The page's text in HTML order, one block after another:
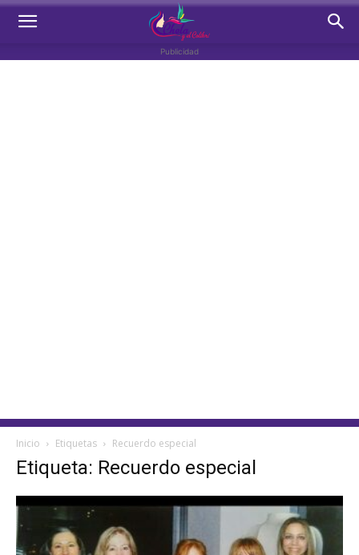
Publicidad
Inicio Etiquetas Recuerdo especial
Etiqueta: Recuerdo especial